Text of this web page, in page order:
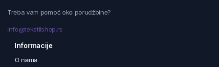
Treba vam pomoć oko porudžbine?
info@tekstilshop.rs
Informacije
O nama